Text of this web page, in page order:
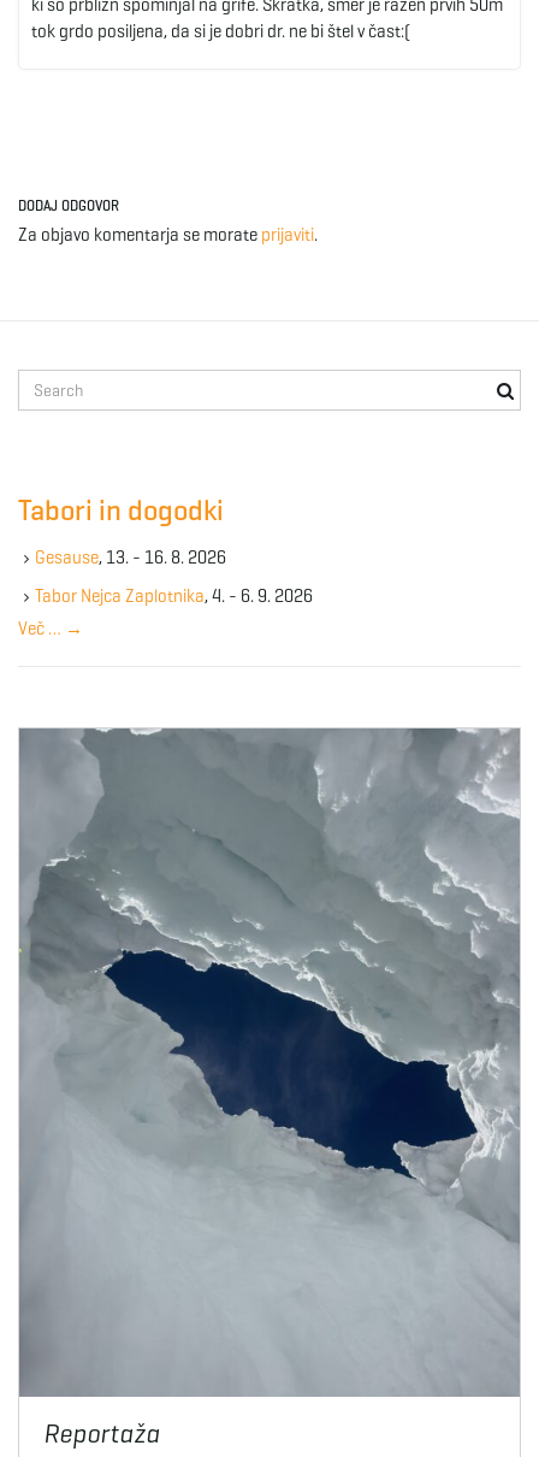
ki so prbližn spominjal na grife. Skratka, smer je razen prvih 50m
tok grdo posiljena, da si je dobri dr. ne bi štel v čast:(
DODAJ ODGOVOR
Za objavo komentarja se morate prijaviti.
e
e
y
w
r
Tabori in dogodki
Gesause, 13. - 16. 8. 2026
Tabor Nejca Zaplotnika, 4. - 6. 9. 2026
Več … →